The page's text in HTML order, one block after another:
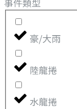
豪/大雨
陸龍捲
水龍捲